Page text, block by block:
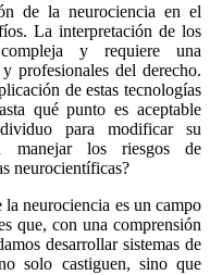
de la neurociencia en el
La interpretación de los
y requiere una
profesionales del derecho.
de estas tecnologías
qué punto es aceptable
para modificar su
manejar los riesgos de
neurocientíficas?
neurociencia es un campo
que, con una comprensión
desarrollar sistemas de
solo castiguen, sino que